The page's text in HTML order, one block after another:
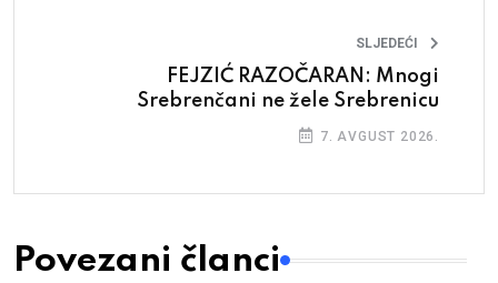
SLJEDEĆI
FEJZIĆ RAZOČARAN: Mnogi
Srebrenčani ne žele Srebrenicu
7. AVGUST 2026.
Povezani članci